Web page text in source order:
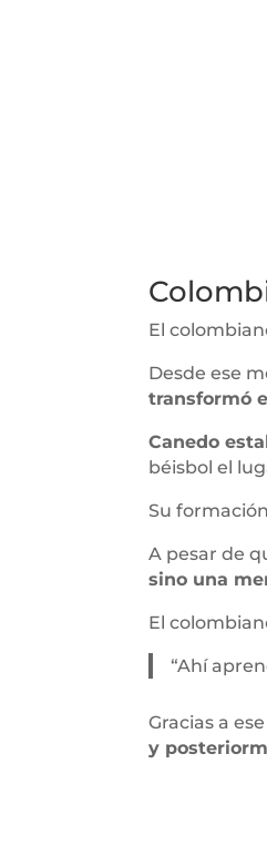
El
Desde ese
transformó
Canedo
béisbol el
Su
A pesar de
sino una
El
“Ahí
Gracias a
y